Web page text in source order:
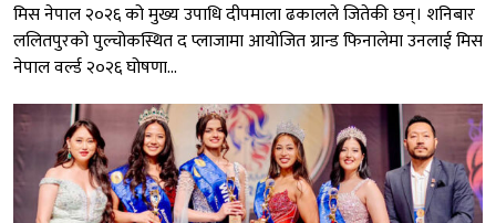
मिस नेपाल २०२६ को मुख्य उपाधि दीपमाला ढकालले जितेकी छन्। शनिबार
ललितपुरको पुल्चोकस्थित द प्लाजामा आयोजित ग्रान्ड फिनालेमा उनलाई मिस
नेपाल वर्ल्ड २०२६ घोषणा...